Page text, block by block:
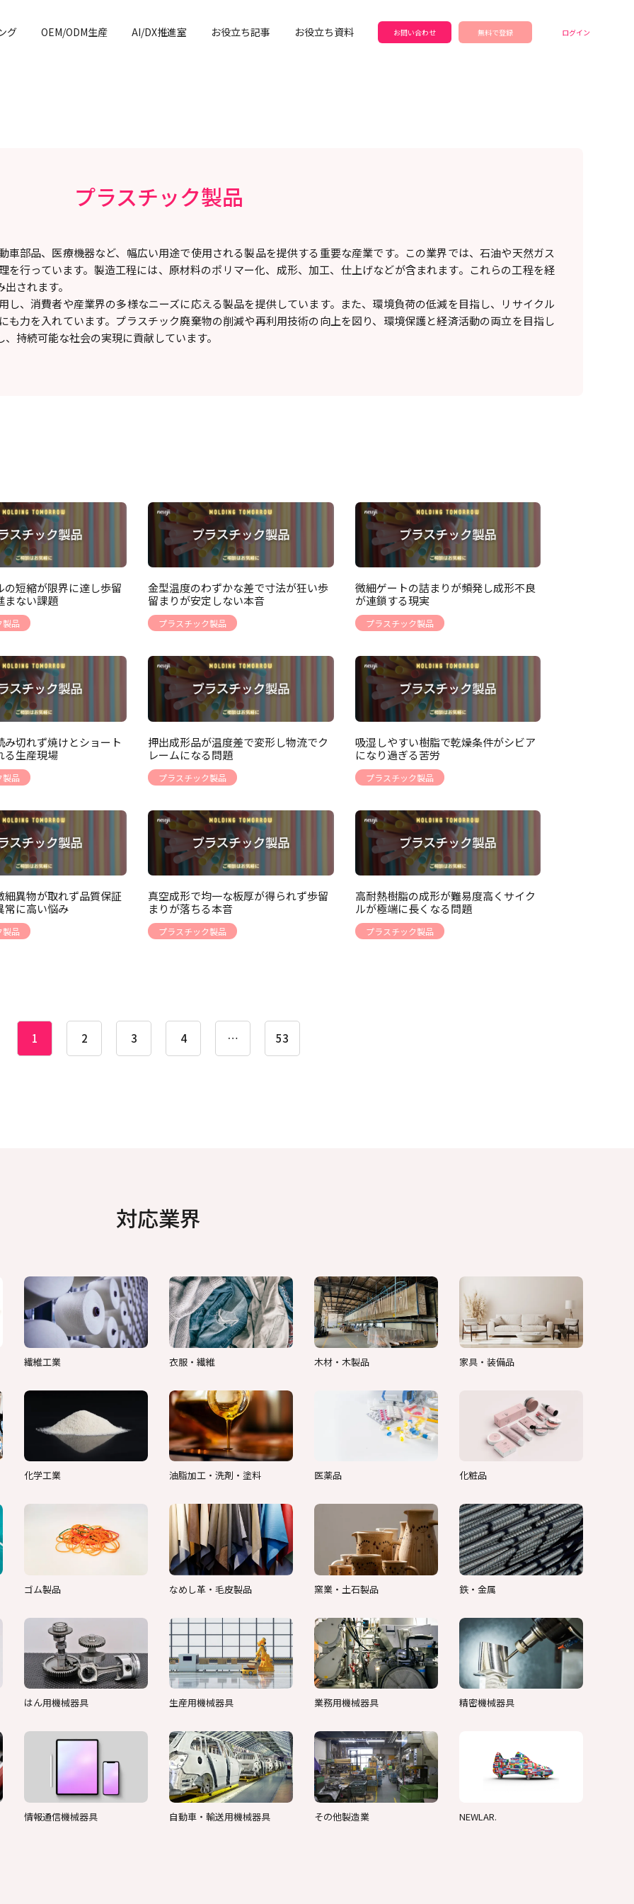
グ OEM/ODM生産 AI/DX推進室 お役立ち記事 お役立ち資料 お問い合わせ 無料で登録 ログイン
プラスチック製品
車部品、医療機器など、幅広い用途で使用される製品を提供する重要な産業です。この業界では、石油や天然ガス
を行っています。製造工程には、原材料のポリマー化、成形、加工、仕上げなどが含まれます。これらの工程を経
されます。
し、消費者や産業界の多様なニーズに応える製品を提供しています。また、環境負荷の低減を目指し、リサイクル
力を入れています。プラスチック廃棄物の削減や再利用技術の向上を図り、環境保護と経済活動の両立を目指し
持続可能な社会の実現に貢献しています。
の短縮が限界に達し歩留
まない課題
製品
金型温度のわずかな差で寸法が狂い歩
留まりが安定しない本音
プラスチック製品
微細ゲートの詰まりが頻発し成形不良
が連鎖する現実
プラスチック製品
み切れず焼けとショート
る生産現場
製品
押出成形品が温度差で変形し物流でク
レームになる問題
プラスチック製品
吸湿しやすい樹脂で乾燥条件がシビア
になり過ぎる苦労
プラスチック製品
細異物が取れず品質保証
常に高い悩み
製品
真空成形で均一な板厚が得られず歩留
まりが落ちる本音
プラスチック製品
高耐熱樹脂の成形が難易度高くサイク
ルが極端に長くなる問題
プラスチック製品
1 2 3 4 … 53
対応業界
繊維工業 衣服・繊維 木材・木製品 家具・装備品
化学工業 油脂加工・洗剤・塗料 医薬品 化粧品
ゴム製品 なめし革・毛皮製品 窯業・土石製品 鉄・金属
はん用機械器具 生産用機械器具 業務用機械器具 精密機械器具
情報通信機械器具 自動車・輸送用機械器具 その他製造業 NEWLAR.